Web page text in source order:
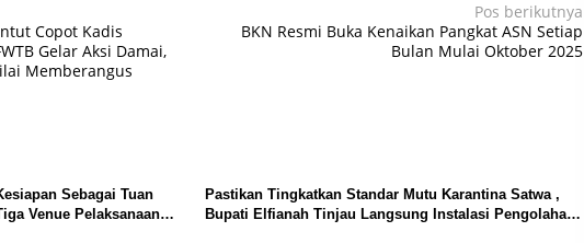
Copot Kadis
Gelar Aksi Damai,
Memberangus
Pos berikutnya
BKN Resmi Buka Kenaikan Pangkat ASN Setiap
Bulan Mulai Oktober 2025
Sebagai Tuan
Venue Pelaksanaan
Pastikan Tingkatkan Standar Mutu Karantina Satwa ,
Bupati Elfianah Tinjau Langsung Instalasi Pengolahan